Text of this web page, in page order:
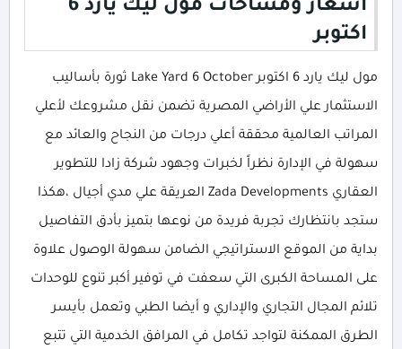
أسعار ومساحات مول ليك يارد 6
اكتوبر
مول ليك يارد 6 اكتوبر Lake Yard 6 October ثورة بأساليب
الاستثمار علي الأراضي المصرية تضمن نقل مشروعك لأعلي
المراتب العالمية محققة أعلي درجات من النجاح والعائد مع
سهولة في الإدارة نظراً لخبرات وجهود شركة زادا للتطوير
العقاري Zada Developments العريقة علي مدي أجيال ،هكذا
ستجد بانتظارك تجربة فريدة من نوعها بتميز بأدق التفاصيل
بداية من الموقع الاستراتيجي الضامن سهولة الوصول علاوة
على المساحة الكبرى التي سعفت في توفير أكبر تنوع للوحدات
تلائم المجال التجاري والإداري و أيضا الطبي وتعمل بأيسر
الطرق الممكنة لتواجد تكامل في المرافق الخدمية التي تتبع